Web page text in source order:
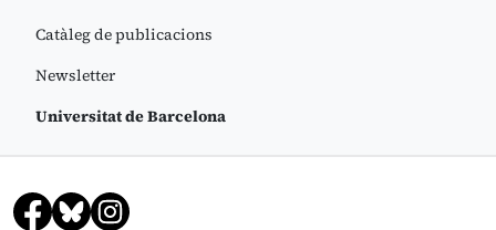
Catàleg de publicacions
Newsletter
Universitat de Barcelona